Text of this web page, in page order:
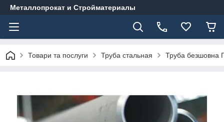
Металлопрокат и Стройматериалы
Товари та послуги Труба стальная Труба безшовна